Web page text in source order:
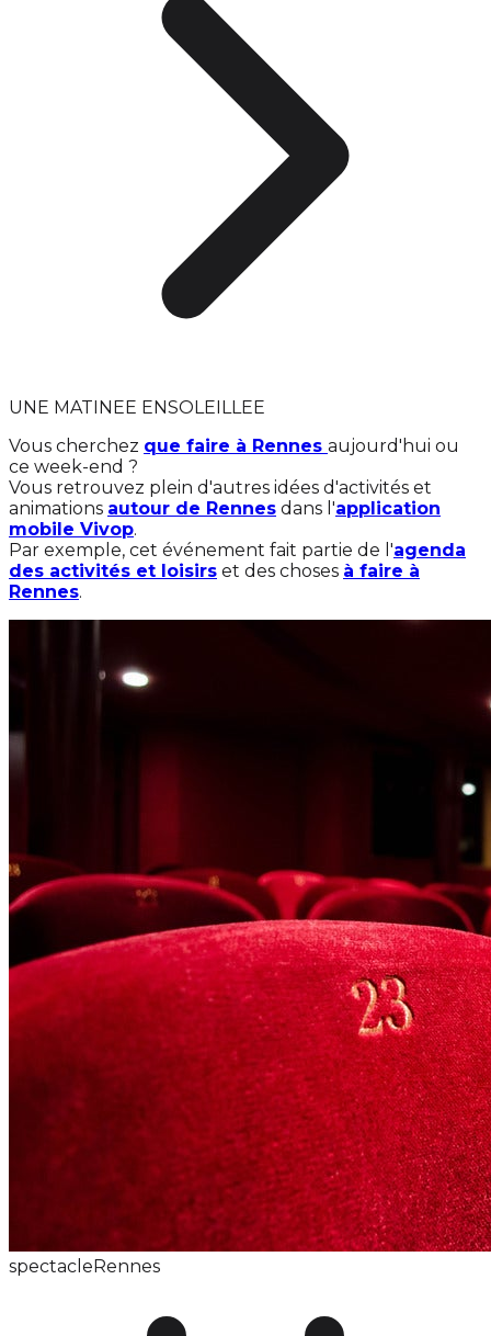
UNE MATINEE ENSOLEILLEE
Vous cherchez que faire à Rennes aujourd'hui ou
ce week-end ?
Vous retrouvez plein d'autres idées d'activités et
animations autour de Rennes dans l'application
mobile Vivop.
Par exemple, cet événement fait partie de l'agenda
des activités et loisirs et des choses à faire à
Rennes.
spectacleRennes